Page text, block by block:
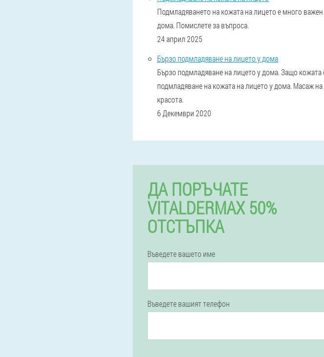
Подмладяването на кожата на лицето е много
дома. Помислете за въпроса.
24 април 2025
Бързо подмладяване на лицето у дома
Бързо подмладяване на лицето у дома. Защо
подмладяване на кожата на лицето у дома. Масаж
красота.
6 Декември 2020
ДА ПОРЪЧАТЕ
VITALDERMAX 50%
ОТСТЪПКА
Въведете вашето име
Въведете вашият телефон